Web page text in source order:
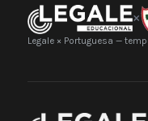
×
Legale × Portuguesa —